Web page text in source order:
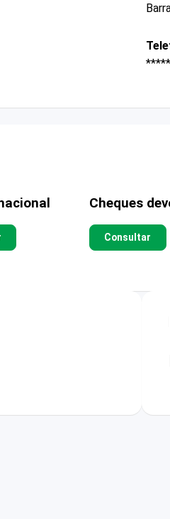
Cheques
Consultar